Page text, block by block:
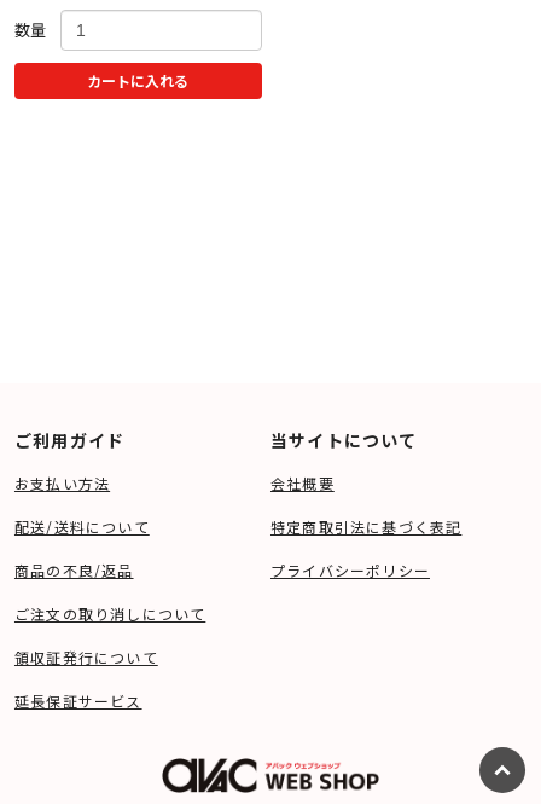
数量
カートに入れる
ご利用ガイド
お支払い方法
配送/送料について
商品の不良/返品
ご注文の取り消しについて
領収証発行について
延長保証サービス
当サイトについて
会社概要
特定商取引法に基づく表記
プライバシーポリシー